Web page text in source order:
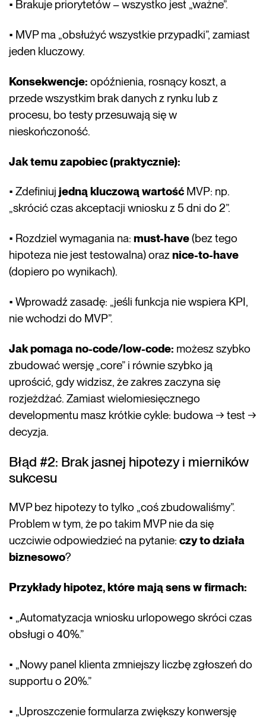
• Brakuje priorytetów – wszystko jest „ważne”.
• MVP ma „obsłużyć wszystkie przypadki”, zamiast
jeden kluczowy.
Konsekwencje: opóźnienia, rosnący koszt, a
przede wszystkim brak danych z rynku lub z
procesu, bo testy przesuwają się w
nieskończoność.
Jak temu zapobiec (praktycznie):
• Zdefiniujjedną kluczową wartość MVP: np.
„skrócić czas akceptacji wniosku z 5 dni do 2”.
• Rozdziel wymagania na:must-have(bez tego
hipoteza nie jest testowalna) oraznice-to-have
(dopiero po wynikach).
• Wprowadź zasadę: „jeśli funkcja nie wspiera KPI,
nie wchodzi do MVP”.
Jak pomaga no-code/low-code: możesz szybko
zbudować wersję „core” i równie szybko ją
uprościć, gdy widzisz, że zakres zaczyna się
rozjeżdżać. Zamiast wielomiesięcznego
developmentu masz krótkie cykle: budowa → test →
decyzja.
Błąd #2: Brak jasnej hipotezy i mierników
sukcesu
MVP bez hipotezy to tylko „coś zbudowaliśmy”.
Problem w tym, że po takim MVP nie da się
uczciwie odpowiedzieć na pytanie:czy to działa
biznesowo?
Przykłady hipotez, które mają sens w firmach:
• „Automatyzacja wniosku urlopowego skróci czas
obsługi o 40%.”
• „Nowy panel klienta zmniejszy liczbę zgłoszeń do
supportu o 20%.”
• „Uproszczenie formularza zwiększy konwersję